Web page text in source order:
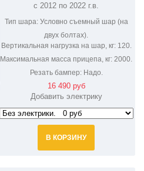
4514.12
с 2012 по 2022 г.в.
Тип шара:Условно съемный шар (на
двух болтах).
Вертикальная нагрузка на шар, кг:120.
Максимальная масса прицепа, кг: 2000.
Резать бампер:Надо.
16 490 руб
Добавить электрику
В КОРЗИНУ